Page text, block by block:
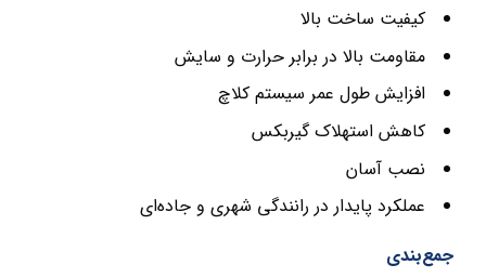
کیفیت ساخت بالا
مقاومت بالا در برابر حرارت و سایش
افزایش طول عمر سیستم کلاچ
کاهش استهلاک گیربکس
نصب آسان
عملکرد پایدار در رانندگی شهری و جاده‌ای
جمع‌بندی